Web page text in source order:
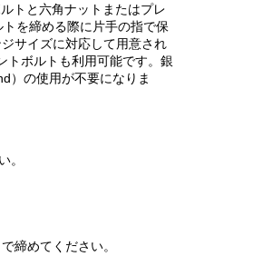
トと六角ナットまたはプレ
を締める際に片手の指で保
サイズに対応して用意され
トボルトも利用可能です。銀
）の使用が不要になりま
。
締めてください。